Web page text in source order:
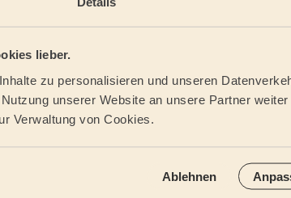
lieber.
zu personalisieren und unseren
unserer Website an unsere Partner
Verwaltung von Cookies.
Ablehnen
regelmäßig einmalig